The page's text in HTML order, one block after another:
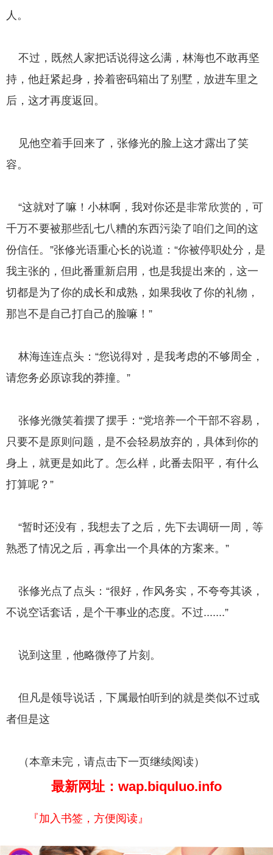
人。
不过，既然人家把话说得这么满，林海也不敢再坚
持，他赶紧起身，拎着密码箱出了别墅，放进车里之
后，这才再度返回。
见他空着手回来了，张修光的脸上这才露出了笑
容。
“这就对了嘛！小林啊，我对你还是非常欣赏的，可
千万不要被那些乱七八糟的东西污染了咱们之间的这
份信任。”张修光语重心长的说道：“你被停职处分，是
我主张的，但此番重新启用，也是我提出来的，这一
切都是为了你的成长和成熟，如果我收了你的礼物，
那岂不是自己打自己的脸嘛！”
林海连连点头：“您说得对，是我考虑的不够周全，
请您务必原谅我的莽撞。”
张修光微笑着摆了摆手：“党培养一个干部不容易，
只要不是原则问题，是不会轻易放弃的，具体到你的
身上，就更是如此了。怎么样，此番去阳平，有什么
打算呢？”
“暂时还没有，我想去了之后，先下去调研一周，等
熟悉了情况之后，再拿出一个具体的方案来。”
张修光点了点头：“很好，作风务实，不夸夸其谈，
不说空话套话，是个干事业的态度。不过.......”
说到这里，他略微停了片刻。
但凡是领导说话，下属最怕听到的就是类似不过或
者但是这
（本章未完，请点击下一页继续阅读）
最新网址：wap.biquluo.info
『加入书签，方便阅读』